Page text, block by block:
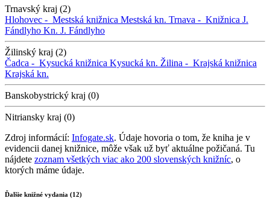
Trnavský kraj (2)
Hlohovec - Mestská knižnica Mestská kn. Trnava - Knižnica J.
Fándlyho Kn. J. Fándlyho
Žilinský kraj (2)
Čadca - Kysucká knižnica Kysucká kn. Žilina - Krajská knižnica
Krajská kn.
Banskobystrický kraj (0)
Nitriansky kraj (0)
Zdroj informácií: Infogate.sk. Údaje hovoria o tom, že kniha je v
evidencii danej knižnice, môže však už byť aktuálne požičaná. Tu
nájdete zoznam všetkých viac ako 200 slovenských knižníc, o
ktorých máme údaje.
Ďalšie knižné vydania (12)